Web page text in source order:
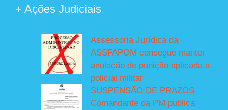
+ Ações Judiciais
Assessoria Jurídica da
ASSFAPOM consegue manter
anulação de punição aplicada a
policial militar
SUSPENSÃO DE PRAZOS-
Comandante da PM publica